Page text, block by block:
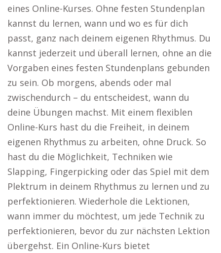
eines Online-Kurses. Ohne festen Stundenplan
kannst du lernen, wann und wo es für dich
passt, ganz nach deinem eigenen Rhythmus. Du
kannst jederzeit und überall lernen, ohne an die
Vorgaben eines festen Stundenplans gebunden
zu sein. Ob morgens, abends oder mal
zwischendurch – du entscheidest, wann du
deine Übungen machst. Mit einem flexiblen
Online-Kurs hast du die Freiheit, in deinem
eigenen Rhythmus zu arbeiten, ohne Druck. So
hast du die Möglichkeit, Techniken wie
Slapping, Fingerpicking oder das Spiel mit dem
Plektrum in deinem Rhythmus zu lernen und zu
perfektionieren. Wiederhole die Lektionen,
wann immer du möchtest, um jede Technik zu
perfektionieren, bevor du zur nächsten Lektion
übergehst. Ein Online-Kurs bietet